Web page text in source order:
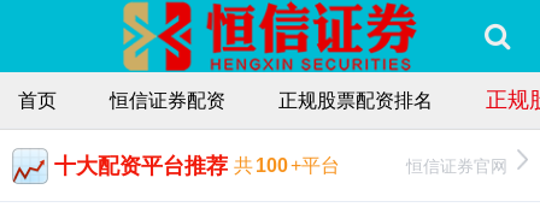
首页 恒信证券配资 正规股票配资排名 正规
十大配资平台推荐 共100+平台 恒信证券官网